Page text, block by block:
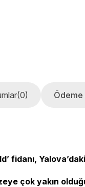
(0)
fidanı,
çok yakın